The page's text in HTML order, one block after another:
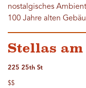
nostalgisches
100 Jahre alten
Stellas am
225 25th St
$$